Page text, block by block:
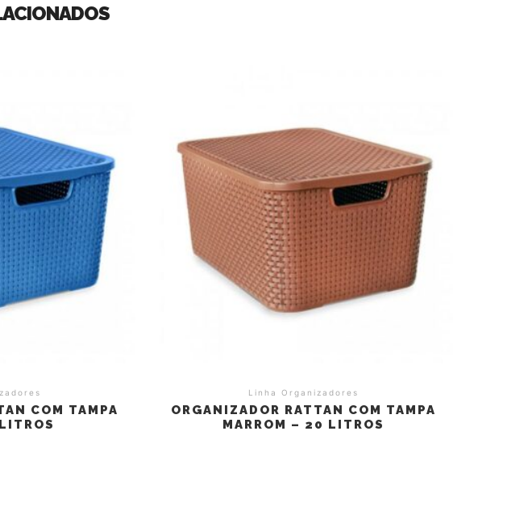
COM TAMPA
Linha Organizadores
ORGANIZADOR RATTAN COM TAMPA
MARROM – 20 LITROS